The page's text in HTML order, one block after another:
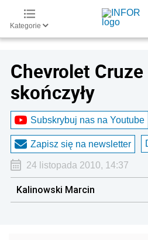
Kategorie
Chevrolet
skończyły
Subskrybuj nas na Youtube
Zapisz się na newsletter
24 listopada 2010, 14:37
Kalinowski Marcin